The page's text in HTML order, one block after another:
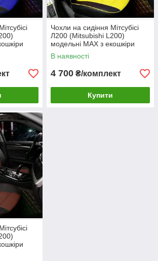
Чохли на сидіння Мітсубісі
Л200 (Mitsubishi L200)
модельні MAX з екошкіри
Чорно-жовтий
В наявності
4 700 ₴/комплект
Купити